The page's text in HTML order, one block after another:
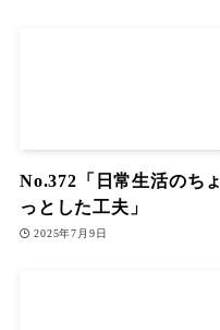
No.372「日常生活のちょ
っとした工夫」
2025年7月9日